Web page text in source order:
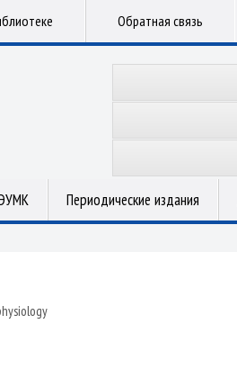
Обратная связь
Периодические издания